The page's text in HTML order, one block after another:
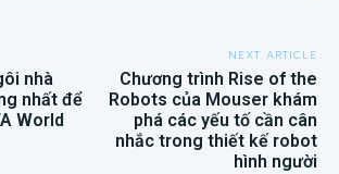
nhà
nhất để
World
NEXT ARTICLE
Chương trình Rise of the
Robots của Mouser khám
phá các yếu tố cần cân
nhắc trong thiết kế robot
hình người